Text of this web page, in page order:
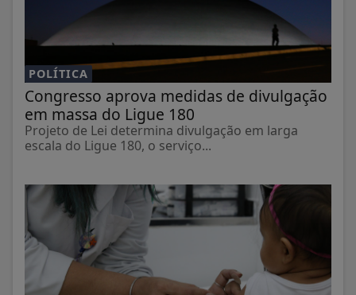
POLÍTICA
Congresso aprova medidas de divulgação
em massa do Ligue 180
Projeto de Lei determina divulgação em larga
escala do Ligue 180, o serviço...